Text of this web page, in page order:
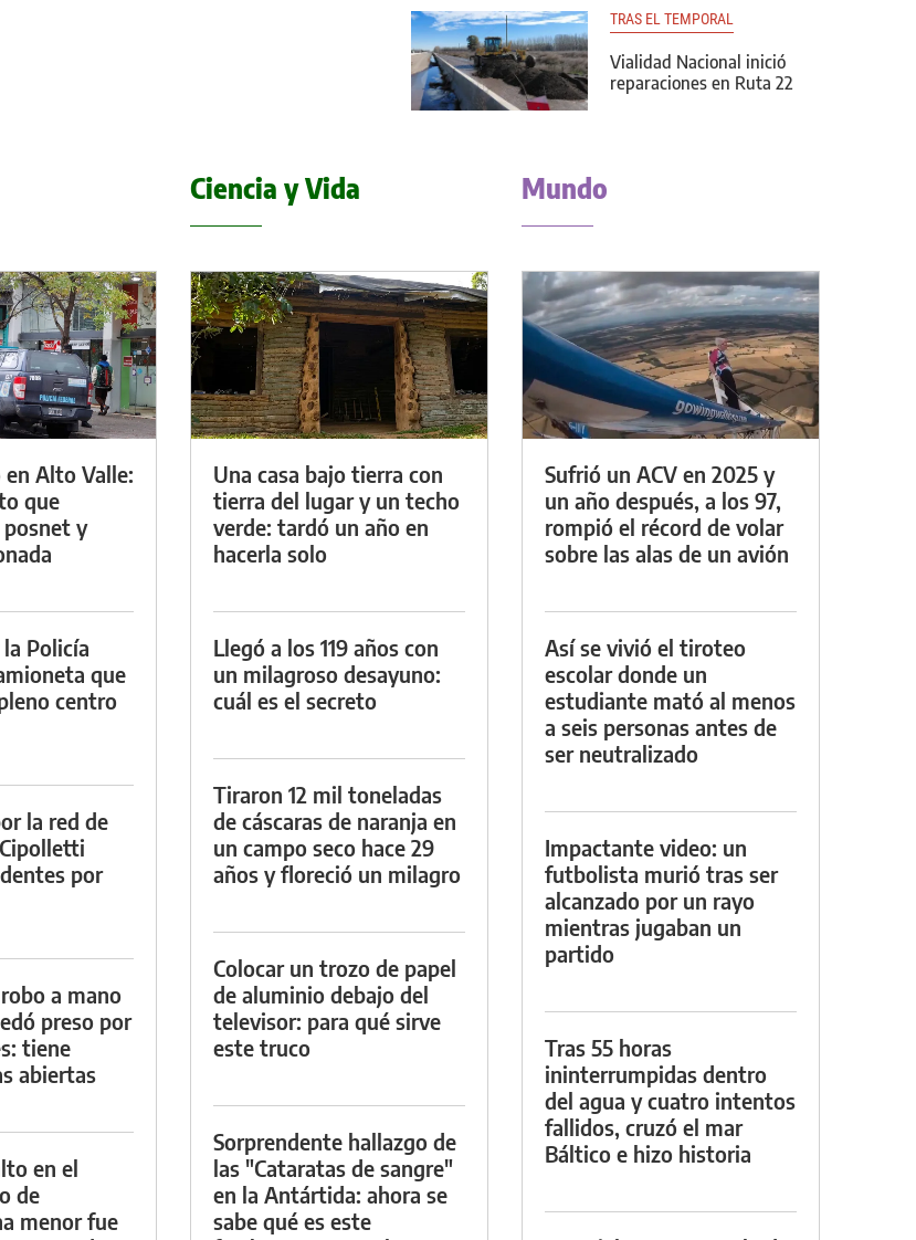
TRAS EL TEMPORAL
Vialidad Nacional inició
reparaciones en Ruta 22
Alto Valle:
que
posnet y
Policía
que
centro
la red de
por
a mano
preso por
tiene
abiertas
en el
de
menor fue
Ciencia y Vida
Una casa bajo tierra con
tierra del lugar y un techo
verde: tardó un año en
hacerla solo
Llegó a los 119 años con
un milagroso desayuno:
cuál es el secreto
Tiraron 12 mil toneladas
de cáscaras de naranja en
un campo seco hace 29
años y floreció un milagro
Colocar un trozo de papel
de aluminio debajo del
televisor: para qué sirve
este truco
Sorprendente hallazgo de
las "Cataratas de sangre"
en la Antártida: ahora se
sabe qué es este
Mundo
Sufrió un ACV en 2025 y
un año después, a los 97,
rompió el récord de volar
sobre las alas de un avión
Así se vivió el tiroteo
escolar donde un
estudiante mató al menos
a seis personas antes de
ser neutralizado
Impactante video: un
futbolista murió tras ser
alcanzado por un rayo
mientras jugaban un
partido
Tras 55 horas
ininterrumpidas dentro
del agua y cuatro intentos
fallidos, cruzó el mar
Báltico e hizo historia